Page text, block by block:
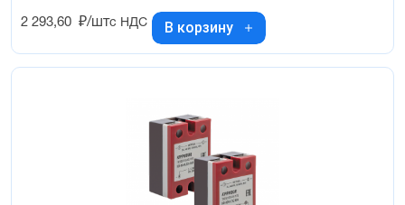
2 293,60 ₽/штс НДС В корзину